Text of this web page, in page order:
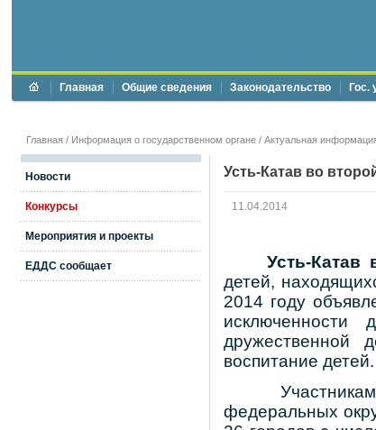
Главная Общие сведения Законодательство Гос.
Главная / Информация о государственном органе / Актуальная
Новости
Конкурсы
Мероприятия и проекты
ЕДДС сообщает
Усть-Катав во
11.04.2014
Усть-Катав
детей,
2014 году
исключенности
дружественной
воспитание детей.
федеральных